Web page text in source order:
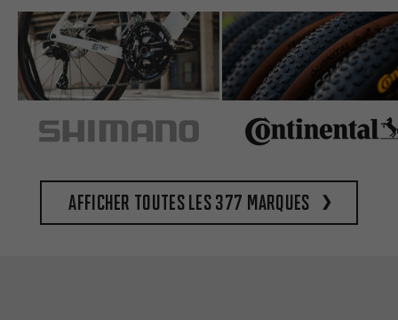
Afficher toutes les 377 marques